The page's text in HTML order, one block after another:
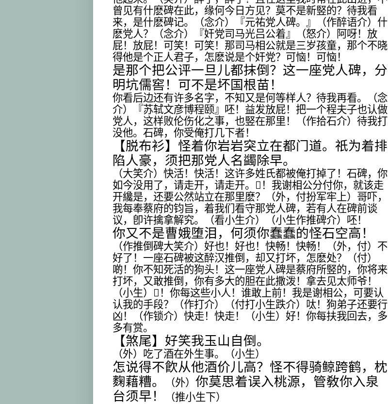
曾见有什麽碑在此，缘何今日方见？莫不是新竪的？待我看
来，是什麽碑记。（念介）『元祐党人碑。』（作醉语介）什
麽党人？（念介）『奸党司马光吕公着』（怒介）阿呀！放
屁！放屁！可笑！可笑！那司马相公就是三岁孩童，那个不晓
得他是个正人君子，怎麽说是个奸党？可恼！可恼！
是那个把公评一旦儿都抹倒？这一座党人碑，分
明坑儒窖！可不是坏国根苗！
你看后边还有许多名字，不知又是何等样人？待我再看。（念
介）『苏轼文彦博程颐』呸！益发放屁！把一个程夫子也认做
党人，这样败伦伤化之事，也竪在那里！（作拾石介）待我打
没他。石碑，你受俺打几下者！
【脱布衫】怪着你岩岩突立在都门道。祇为着排
陷人豪，须把那党人名蠲除早。
（大笑介）快活！快活！这许多姓氏都被俺打掉了！石碑，你
如今没用了，请走开，请走开。 𠳶 ！我谢相公分付你，就该走
开纔是，还要公然站立在那里麽？（外，付扮军牢上）哥吓，
我每奉蔡府的钧旨，着我们看守那党人碑，若有人在碑前谈
议，卽许擒拿解究。（看小生介）（小生作推碑介）呸！
你又不是曹娥堕泪，何须你蠢蠢的怪石空高！
（作推倒碑大笑介）好也！好也！快畅！快畅！（外，付）不
好了！一座石碑被这醉汉推倒，却又打坏，怎麽处？（付）
啲！你不知死活的狗头！这一座党人碑是蔡府所竪的，你将来
打坏，又敢推倒，你有多大的胆在此撒泼！拿去见太师爷！
（小生） 𠳶 ！你每这些小人！谁敢上前！我是谢相公，可要认
认我的手段？（作打介）（付打小生跌介）呔！狗弟子还要行
凶！（作锁介）快走！快走！（小生）好！你每扶我回去，多
多有赏。
【煞尾】好笑我玉山自倒。
（外）吃了酒在外生事。（小生）
怎说得不飮从他酒价儿高？怪不得骑鲸跨鹤，枕
麴藉糟。
（外） 你莫思着误入桃源，管敎你入泉
台须早！
（推小生下）